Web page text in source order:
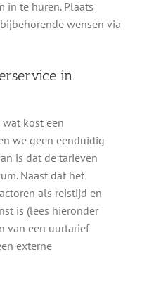
in te huren. Plaats
wensen via
in
kost een
we geen eenduidig
is dat de tarieven
Naast dat het
als reistijd en
is (lees hieronder
van een uurtarief
externe